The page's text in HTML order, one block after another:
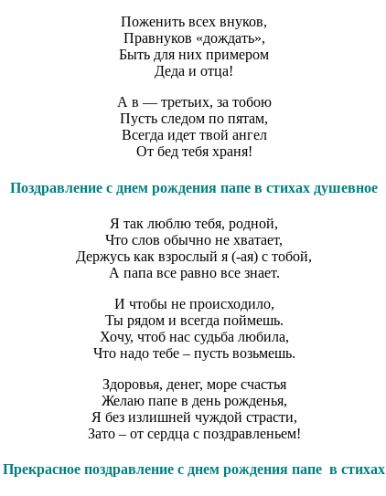
Поженить всех внуков,
Правнуков «дождать»,
Быть для них примером
Деда и отца!
А в — третьих, за тобою
Пусть следом по пятам,
Всегда идет твой ангел
От бед тебя храня!
Поздравление с днем рождения папе в стихах душевное
Я так люблю тебя, родной,
Что слов обычно не хватает,
Держусь как взрослый я (-ая) с тобой,
А папа все равно все знает.
И чтобы не происходило,
Ты рядом и всегда поймешь.
Хочу, чтоб нас судьба любила,
Что надо тебе – пусть возьмешь.
Здоровья, денег, море счастья
Желаю папе в день рожденья,
Я без излишней чуждой страсти,
Зато – от сердца с поздравленьем!
Прекрасное поздравление с днем рождения папе в стихах